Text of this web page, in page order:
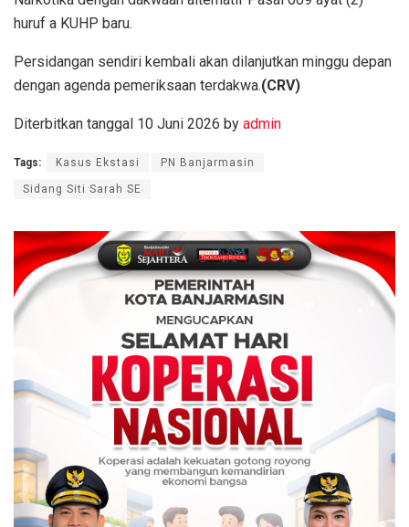
huruf a KUHP baru.
Persidangan sendiri kembali akan dilanjutkan minggu depan
dengan agenda pemeriksaan terdakwa.(CRV)
Diterbitkan tanggal 10 Juni 2026 by admin
Tags: Kasus Ekstasi PN Banjarmasin
Sidang Siti Sarah SE